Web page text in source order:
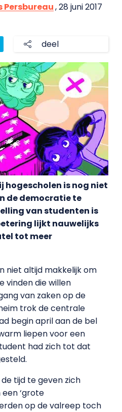
Persbureau, 28 juni 2017
deel
hogescholen is nog niet
de democratie te
van studenten is
lijkt nauwelijks
tot meer
niet altijd makkelijk om
vinden die willen
van zaken op de
trok de centrale
begin april aan de bel
liepen voor een
had zich tot dat
tijd te geven zich
‘grote
op de valreep toch